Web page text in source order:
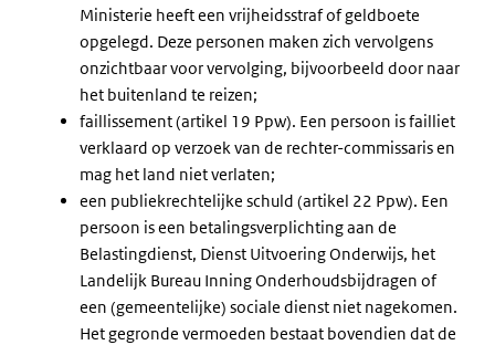
Ministerie heeft een vrijheidsstraf of geldboete
opgelegd. Deze personen maken zich vervolgens
onzichtbaar voor vervolging, bijvoorbeeld door naar
het buitenland te reizen;
faillissement (artikel 19 Ppw). Een persoon is failliet
verklaard op verzoek van de rechter-commissaris en
mag het land niet verlaten;
een publiekrechtelijke schuld (artikel 22 Ppw). Een
persoon is een betalingsverplichting aan de
Belastingdienst, Dienst Uitvoering Onderwijs, het
Landelijk Bureau Inning Onderhoudsbijdragen of
een (gemeentelijke) sociale dienst niet nagekomen.
Het gegronde vermoeden bestaat bovendien dat de